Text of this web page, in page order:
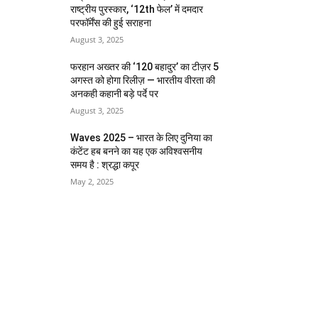
राष्ट्रीय पुरस्कार, ‘12th फेल’ में दमदार
परफॉर्मेंस की हुई सराहना
August 3, 2025
फरहान अख्तर की ‘120 बहादुर’ का टीज़र 5
अगस्त को होगा रिलीज़ — भारतीय वीरता की
अनकही कहानी बड़े पर्दे पर
August 3, 2025
Waves 2025 – भारत के लिए दुनिया का
कंटेंट हब बनने का यह एक अविश्वसनीय
समय है : श्रद्धा कपूर
May 2, 2025